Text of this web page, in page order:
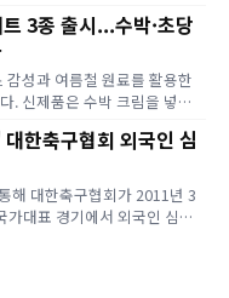
·데이터 축적을 통해 정보 서
고 있다. 핵심은 많은 콘텐
필요를 읽고, 콘텐츠를 구조
3종 출시...수박·초당
성과 여름철 원료를 활용한
. 신제품은 수박 크림을 넣은
치즈케이크 옥수수를 바치케
3종은 어떤 제품인가? 삼립이
성을 결합한 디저트 라인업을
한축구협회 외국인 심
해 대한축구협회가 2011년 3
대표 경기에서 외국인 심판